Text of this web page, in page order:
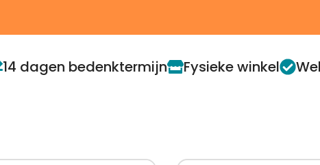
14 dagen bedenktermijn Fysieke winkel